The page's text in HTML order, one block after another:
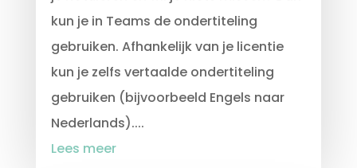
kun je in Teams de ondertiteling
gebruiken. Afhankelijk van je licentie
kun je zelfs vertaalde ondertiteling
gebruiken (bijvoorbeeld Engels naar
Nederlands)....
Lees meer